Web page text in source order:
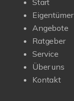
Eigentümer
Angebote
Ratgeber
Service
Über uns
Kontakt